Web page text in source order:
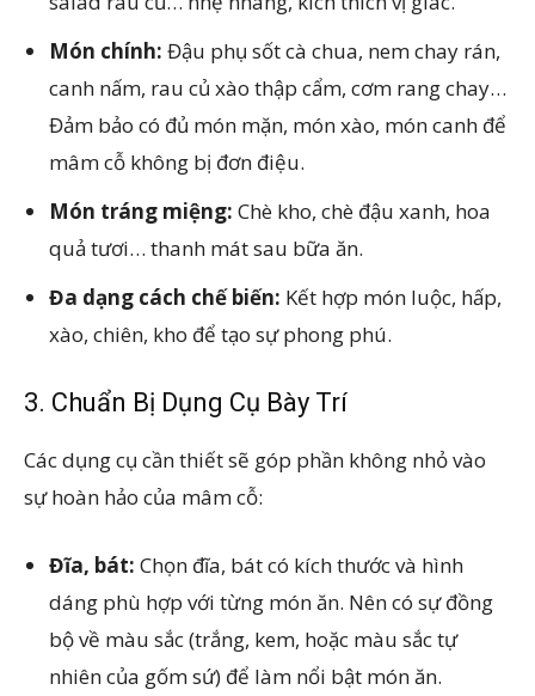
Món chính: Đậu phụ sốt cà chua, nem chay rán,
canh nấm, rau củ xào thập cẩm, cơm rang chay…
Đảm bảo có đủ món mặn, món xào, món canh để
mâm cỗ không bị đơn điệu.
Món tráng miệng: Chè kho, chè đậu xanh, hoa
quả tươi… thanh mát sau bữa ăn.
Đa dạng cách chế biến: Kết hợp món luộc, hấp,
xào, chiên, kho để tạo sự phong phú.
3. Chuẩn Bị Dụng Cụ Bày Trí
Các dụng cụ cần thiết sẽ góp phần không nhỏ vào
sự hoàn hảo của mâm cỗ:
Đĩa, bát: Chọn đĩa, bát có kích thước và hình
dáng phù hợp với từng món ăn. Nên có sự đồng
bộ về màu sắc (trắng, kem, hoặc màu sắc tự
nhiên của gốm sứ) để làm nổi bật món ăn.